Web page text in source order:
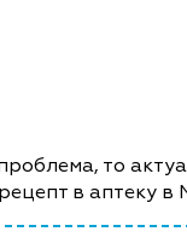
то
в аптеку